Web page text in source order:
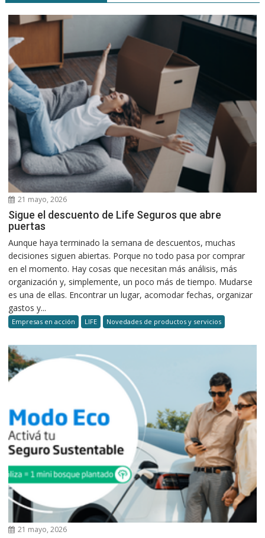
21 mayo, 2026
Sigue el descuento de Life Seguros que abre
puertas
Aunque haya terminado la semana de descuentos, muchas
decisiones siguen abiertas. Porque no todo pasa por comprar
en el momento. Hay cosas que necesitan más análisis, más
organización y, simplemente, un poco más de tiempo. Mudarse
es una de ellas. Encontrar un lugar, acomodar fechas, organizar
gastos y...
Empresas en acción LIFE Novedades de productos y servicios
21 mayo, 2026